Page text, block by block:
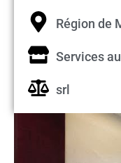
Région de
Services
srl